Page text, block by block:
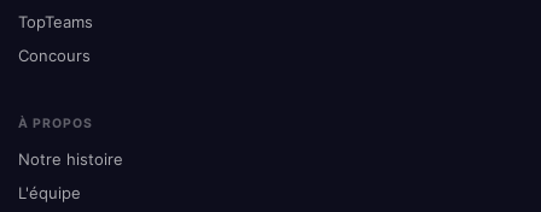
TopTeams
Concours
À PROPOS
Notre histoire
L'équipe